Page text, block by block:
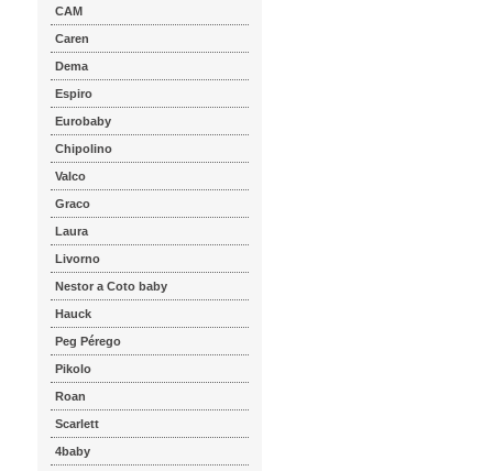
CAM
Caren
Dema
Espiro
Eurobaby
Chipolino
Valco
Graco
Laura
Livorno
Nestor a Coto baby
Hauck
Peg Pérego
Pikolo
Roan
Scarlett
4baby